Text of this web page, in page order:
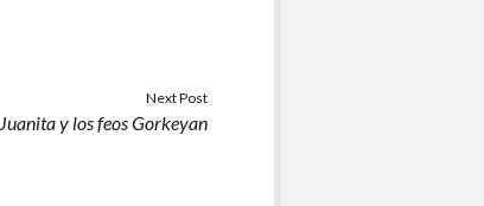
Next Post
Juanita y los feos Gorkeyan